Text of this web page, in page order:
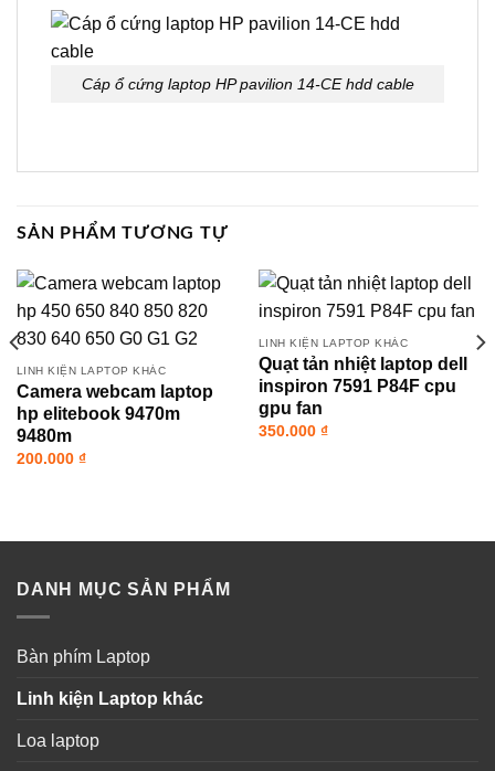
Cáp ổ cứng laptop HP pavilion 14-CE hdd cable
SẢN PHẨM TƯƠNG TỰ
LINH KIỆN LAPTOP KHÁC
Camera webcam laptop
hp elitebook 9470m
9480m
200.000 ₫
LINH KIỆN LAPTOP KHÁC
Quạt tản nhiệt laptop dell
inspiron 7591 P84F cpu
gpu fan
350.000 ₫
DANH MỤC SẢN PHẨM
Bàn phím Laptop
Linh kiện Laptop khác
Loa laptop